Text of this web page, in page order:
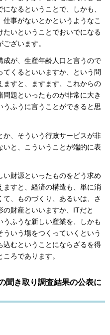
なるということで、しかも、
事がないとかというようなこ
たいということでおいでになる
ざいます。
成が、生産年齢人口と言うので
てくるといいますか、という問
ますと、ますます、これからの
題といったものが非常に大き
ふうに言うことができると思
、そういう行政サービスが非
と、こういうことが端的に表
財源といったものをどう求め
すと、経済の構造も、単に消
、ものづくり、あるいは、さ
財産といいますか、ITだと
ふうな新しい産業を、しかも
いう場をつくっていくという
込むということにならざるを得
ろであります。
聞き取り調査結果の公表に